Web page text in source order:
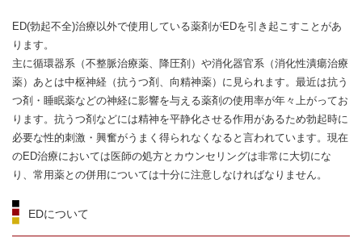
ED(勃起不全)治療以外で使用している薬剤がEDを引き起こすことがあ
ります。
主に循環器系（不整脈治療薬、降圧剤）や消化器官系（消化性潰瘍治療
薬）あとは中枢神経（抗うつ剤、向精神薬）に見られます。最近は抗う
つ剤・睡眠薬などの神経に影響を与える薬剤の使用率が年々上がってお
ります。抗うつ剤などには精神を平静化させる作用があるため勃起時に
必要な性的刺激・興奮がうまく得られなくなると言われています。現在
のED治療においては医師の処方とカウンセリングは非常に大切にな
り、常用薬との併用については十分に注意しなければなりません。
EDについて